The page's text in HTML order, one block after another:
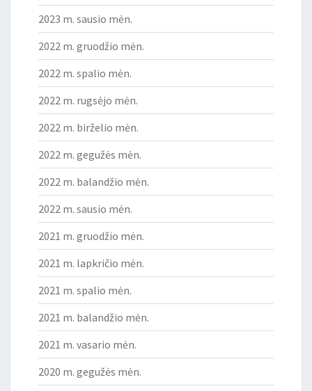
2023 m. sausio mėn.
2022 m. gruodžio mėn.
2022 m. spalio mėn.
2022 m. rugsėjo mėn.
2022 m. birželio mėn.
2022 m. gegužės mėn.
2022 m. balandžio mėn.
2022 m. sausio mėn.
2021 m. gruodžio mėn.
2021 m. lapkričio mėn.
2021 m. spalio mėn.
2021 m. balandžio mėn.
2021 m. vasario mėn.
2020 m. gegužės mėn.